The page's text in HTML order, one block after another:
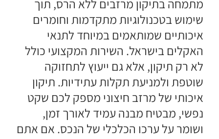
מתמחה בתיקון מרזבים ללא הרס, תוך
שימוש בטכנולוגיות מתקדמות וחומרים
איכותיים שמותאמים במיוחד לתנאי
האקלים בישראל. השירות המקצועי כולל
לא רק תיקון, אלא גם ייעוץ לתחזוקה
שוטפת ולמניעת תקלות עתידיות. תיקון
איכותי של מרזב חיצוני מספק לכם שקט
נפשי, מבטיח מבנה עמיד לאורך זמן,
ושומר על ערכו הכלכלי של הנכס. אם אתם